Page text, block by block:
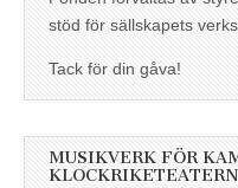
stöd för sällskapets
Tack för din gåva!
MUSIKVERK FÖR